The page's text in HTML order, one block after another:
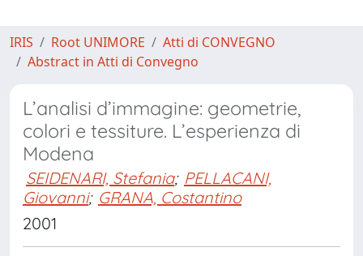
IRIS Root UNIMORE
Atti di CONVEGNO
Abstract in Atti di Convegno
L’analisi d’immagine: geometrie,
colori e tessiture. L’esperienza di
Modena
SEIDENARI, Stefania; PELLACANI,
Giovanni; GRANA, Costantino
2001